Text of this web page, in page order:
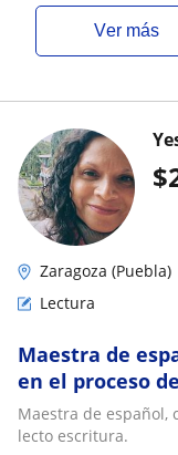
ver más
$
Zaragoza (Puebla)
Lectura
Maestra de
en el proceso
Maestra de español,
lecto escritura.